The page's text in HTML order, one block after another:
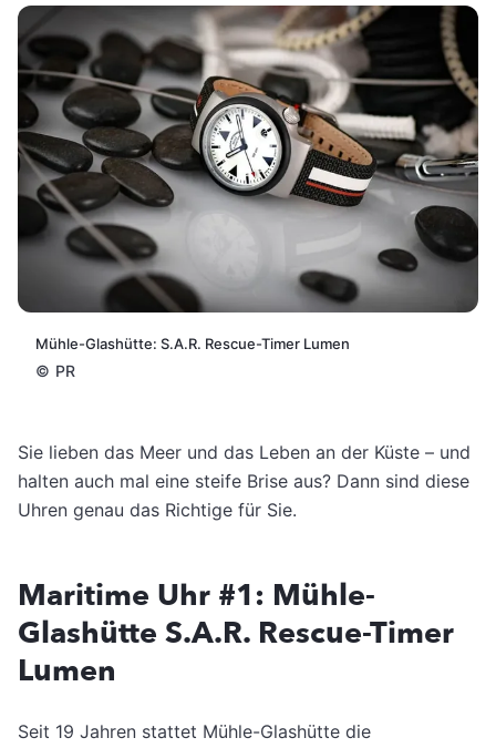
Mühle-Glashütte: S.A.R. Rescue-Timer Lumen
© PR
Sie lieben das Meer und das Leben an der Küste – und
halten auch mal eine steife Brise aus? Dann sind diese
Uhren genau das Richtige für Sie.
Maritime Uhr #1: Mühle-
Glashütte S.A.R. Rescue-Timer
Lumen
Seit 19 Jahren stattet Mühle-Glashütte die